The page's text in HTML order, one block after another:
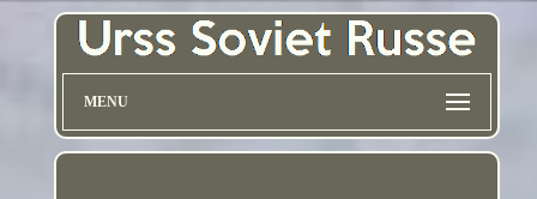
MENU